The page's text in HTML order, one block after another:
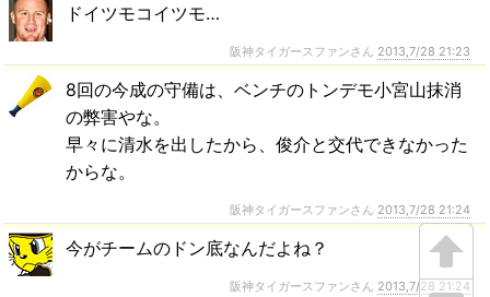
ドイツモコイツモ…
阪神タイガースファンさん 2013,7/28 21:23
8回の今成の守備は、ベンチのトンデモ小宮山抹消
の弊害やな。
早々に清水を出したから、俊介と交代できなかった
からな。
阪神タイガースファンさん 2013,7/28 21:24
今がチームのドン底なんだよね？
阪神タイガースファンさん 2013,7/28 21:24